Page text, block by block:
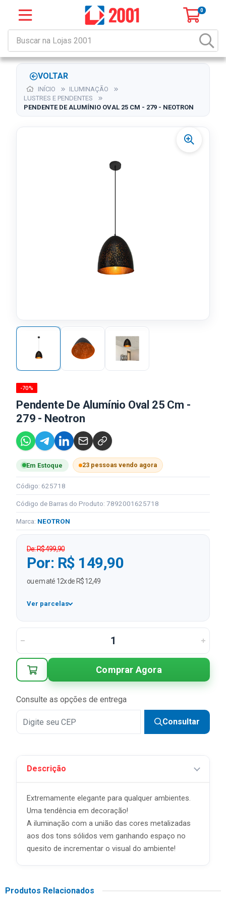
0
VOLTAR
INÍCIO
ILUMINAÇÃO
LUSTRES E PENDENTES
PENDENTE DE ALUMÍNIO OVAL 25 CM - 279 - NEOTRON
-70%
Pendente De Alumínio Oval 25 Cm -
279 - Neotron
Em Estoque 23 pessoas vendo agora
Código: 625718
Código de Barras do Produto: 7892001625718
Marca: NEOTRON
De: R$ 499,90
Por: R$ 149,90
ou em até 12x de R$ 12,49
Ver parcelas
1x R$ 149,90
3x R$ 49,97 sem juros
4x R$ 37,48 sem juros
5x
7x R$ 21,41 sem juros
9x
11x
12x R$ 12,49 sem juros
Comprar Agora
Consulte as opções de entrega
Consultar
Descrição
Extremamente elegante para qualquer ambientes.
Uma tendência em decoração!
A iluminação com a união das cores metalizadas
aos dos tons sólidos vem ganhando espaço no
quesito de incrementar o visual do ambiente!
Produtos Relacionados